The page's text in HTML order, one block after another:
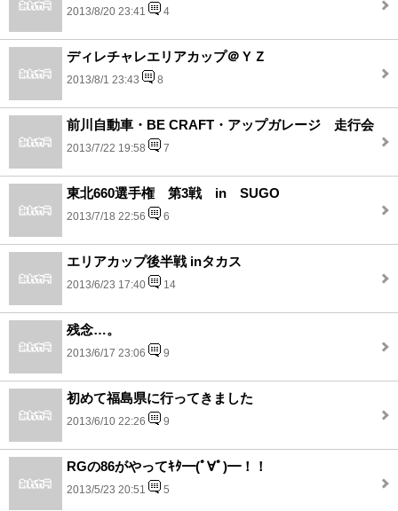
2013/8/20 23:41 4
ディレチャレエリアカップ＠ＹＺ
2013/8/1 23:43 8
前川自動車・BE CRAFT・アップガレージ 走行会
2013/7/22 19:58 7
東北660選手権 第3戦 in SUGO
2013/7/18 22:56 6
エリアカップ後半戦 inタカス
2013/6/23 17:40 14
残念…。
2013/6/17 23:06 9
初めて福島県に行ってきました
2013/6/10 22:26 9
RGの86がやってｷﾀ━(ﾟ∀ﾟ)━！！
2013/5/23 20:51 5